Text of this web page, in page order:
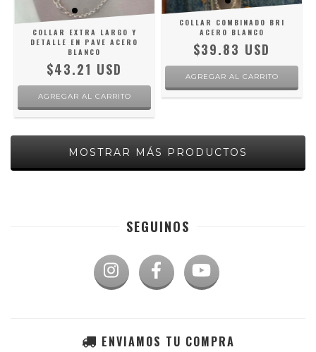
COLLAR EXTRA LARGO Y
DETALLE EN PAVE ACERO
BLANCO
$43.21 USD
COLLAR COMBINADO BRI
ACERO BLANCO
$39.83 USD
MOSTRAR MÁS PRODUCTOS
SEGUINOS
ENVIAMOS TU COMPRA